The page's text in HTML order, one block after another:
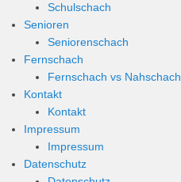
Schulschach
Senioren
Seniorenschach
Fernschach
Fernschach vs Nahschach
Kontakt
Kontakt
Impressum
Impressum
Datenschutz